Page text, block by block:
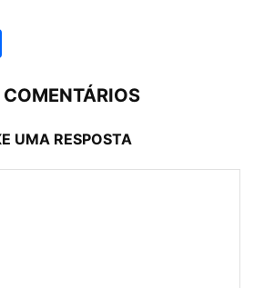
COMENTÁRIOS
UMA RESPOSTA